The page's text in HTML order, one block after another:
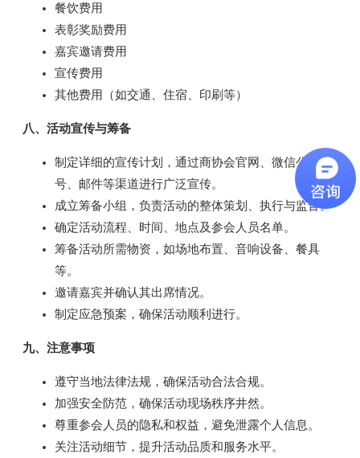
餐饮费用
表彰奖励费用
嘉宾邀请费用
宣传费用
其他费用（如交通、住宿、印刷等）
八、活动宣传与筹备
制定详细的宣传计划，通过商协会官网、微信公众
号、邮件等渠道进行广泛宣传。
成立筹备小组，负责活动的整体策划、执行与监督。
确定活动流程、时间、地点及参会人员名单。
筹备活动所需物资，如场地布置、音响设备、餐具
等。
邀请嘉宾并确认其出席情况。
制定应急预案，确保活动顺利进行。
九、注意事项
遵守当地法律法规，确保活动合法合规。
加强安全防范，确保活动现场秩序井然。
尊重参会人员的隐私和权益，避免泄露个人信息。
关注活动细节，提升活动品质和服务水平。